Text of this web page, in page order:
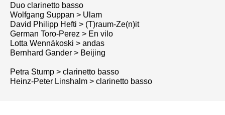
Duo clarinetto basso
Wolfgang Suppan > Ulam
David Philipp Hefti > (T)raum-Ze(n)it
German Toro-Perez > En vilo
Lotta Wennäkoski > andas
Bernhard Gander > Beijing
Petra Stump > clarinetto basso
Heinz-Peter Linshalm > clarinetto basso